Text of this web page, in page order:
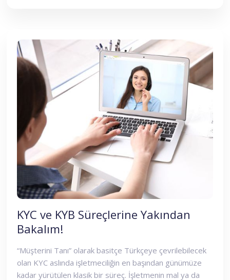
geniş bir pazar ortaya çıktı.
KYC ve KYB Süreçlerine Yakından
Bakalım!
“Müşterini Tanı” olarak basitçe Türkçeye çevrilebilecek
olan KYC aslında işletmeciliğin en başından günümüze
kadar yürütülen klasik bir süreç. İşletmenin mal ya da